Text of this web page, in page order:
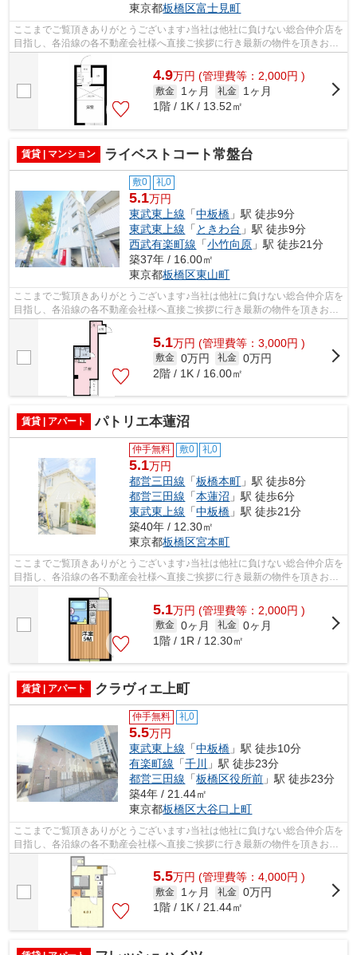
東京都板橋区富士見町
ここまでご覧頂きありがとうございます♪当社は他社に負けない総合仲介店を
目指し、各沿線の各不動産会社様へ直接ご挨拶に行き最新の物件を頂きお客
様へ提供しております！最新の情報は...
4.9万円 (管理費等：2,000円 )
敷金 1ヶ月 礼金
1ヶ月
1階 / 1K / 13.52㎡
賃貸 | マンション ライベストコート常盤台
敷0 礼0
5.1万円
東武東上線 「中板橋 」駅 徒歩9分
東武東上線 「 ときわ台 」駅 徒歩9分
西武有楽町線 「小竹向原 」駅 徒歩21分
築37年 / 16.00㎡
東京都板橋区東山町
ここまでご覧頂きありがとうございます♪当社は他社に負けない総合仲介店を
目指し、各沿線の各不動産会社様へ直接ご挨拶に行き最新の物件を頂きお客
様へ提供しております！最新の情報は...
5.1万円 (管理費等：3,000円 )
敷金 0万円 礼金 0万円
2階 / 1K / 16.00㎡
賃貸 | アパート パトリエ本蓮沼
仲手無料 敷0 礼0
5.1万円
都営三田線 「板橋本町 」駅 徒歩8分
都営三田線 「本蓮沼 」駅 徒歩6分
東武東上線 「中板橋 」駅 徒歩21分
築40年 / 12.30㎡
東京都板橋区宮本町
ここまでご覧頂きありがとうございます♪当社は他社に負けない総合仲介店を
目指し、各沿線の各不動産会社様へ直接ご挨拶に行き最新の物件を頂きお客
様へ提供しております！最新の情報は...
5.1万円 (管理費等：2,000円 )
敷金 0ヶ月 礼金 0ヶ月
1階 / 1R / 12.30㎡
賃貸 | アパート クラヴィエ上町
仲手無料 礼0
5.5万円
東武東上線 「中板橋 」駅 徒歩10分
有楽町線 「千川
」駅 徒歩23分
都営三田線 「板橋区役所前 」駅 徒歩23分
築4年 / 21.44㎡
東京都板橋区大谷口上町
ここまでご覧頂きありがとうございます♪当社は他社に負けない総合仲介店を
目指し、各沿線の各不動産会社様へ直接ご挨拶に行き最新の物件を頂きお客
様へ提供しております！最新の情報は...
5.5万円 (管理費等：4,000円 )
敷金 1ヶ月 礼金 0万円
1階 / 1K / 21.44㎡